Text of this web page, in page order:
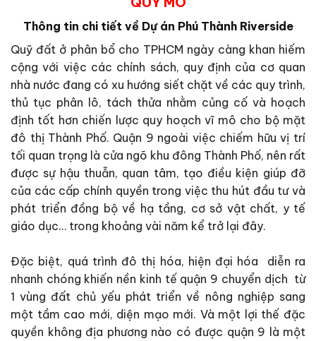
Thông tin chi tiết về Dự án Phú Thành Riverside
Quỹ đất ở phân bổ cho TPHCM ngày càng khan hiếm
cộng với việc các chính sách, quy định của cơ quan
nhà nước đang có xu hướng siết chặt về các quy trình,
thủ tục phân lô, tách thửa nhằm củng cố và hoạch
định tốt hơn chiến lược quy hoạch vĩ mô cho bộ mặt
đô thị Thành Phố. Quận 9 ngoài việc chiếm hữu vị trí
tối quan trọng là cửa ngõ khu đông Thành Phố, nên rất
được sự hậu thuẫn, quan tâm, tạo điều kiện giúp đỡ
của các cấp chính quyền trong việc thu hút đầu tư và
phát triển đồng bộ về hạ tầng, cơ sở vật chất, y tế
giáo dục… trong khoảng vài năm kể trở lại đây.
Đặc biệt, quá trình đô thị hóa, hiện đại hóa diễn ra
nhanh chóng khiến nền kinh tế quận 9 chuyển dịch từ
1 vùng đất chủ yếu phát triển về nông nghiệp sang
một tầm cao mới, diện mạo mới. Và một lợi thế đặc
quyền không địa phương nào có được quận 9 là một